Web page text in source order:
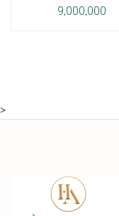
9,000,000
>